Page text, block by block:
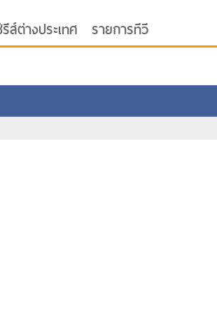
ส์ต่างประเทศ รายการทีวี